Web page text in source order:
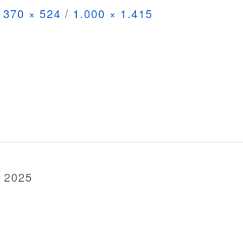
370 × 524 / 1.000 × 1.415
2025